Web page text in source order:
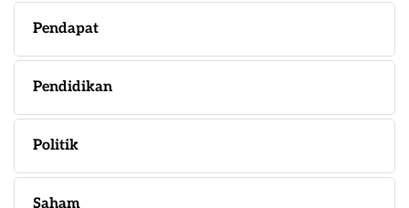
Pendapat
Pendidikan
Politik
Saham